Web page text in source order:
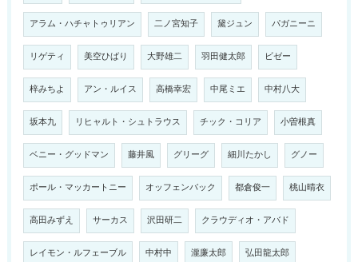
アラム・ハチャトゥリアン 二ノ宮知子 黛ジュン パガニーニ
リゲティ 美空ひばり 大野雄二 羽田健太郎 ビゼー
梓みちよ アン・ルイス 高橋幸宏 中尾ミエ 中村八大
坂本九 リヒャルト・シュトラウス チック・コリア 小曽根真
ベニー・グッドマン 藤井風 グリーグ 細川たかし グノー
ポール・マッカートニー オッフェンバック 都倉俊一 桃山晴衣
高田みずえ サーカス 沢田研二 クラウディオ・アバド
レイモン・ルフェーブル 中村中 瀧廉太郎 弘田龍太郎